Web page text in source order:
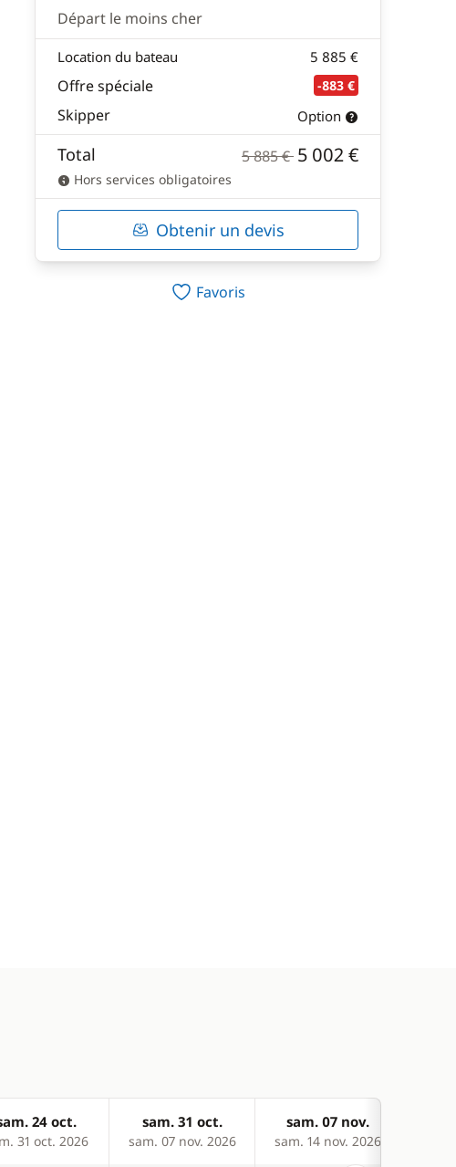
Départ le moins cher
Location du bateau 5 885 €
Offre spéciale -883 €
Skipper Option
Total 5 885 € 5 002 €
Hors services obligatoires
Obtenir un devis
Favoris
24 oct.
31 oct. 2026
sam. 31 oct.
sam. 07 nov. 2026
sam. 07 nov.
sam. 14 nov. 2026